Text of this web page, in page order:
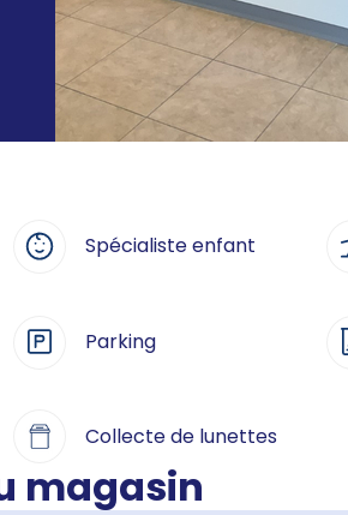
Spécialiste enfant
Parking
Collecte de lunettes
magasin